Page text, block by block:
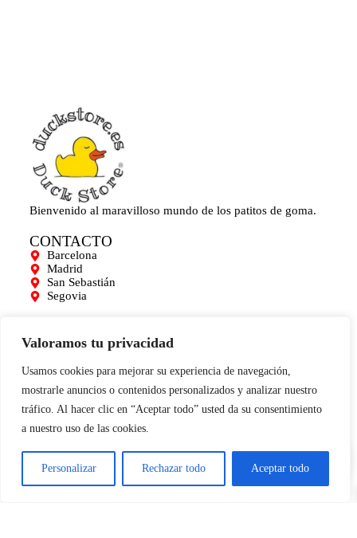
Valoramos tu privacidad
Usamos cookies para mejorar su experiencia de navegación,
mostrarle anuncios o contenidos personalizados y analizar nuestro
tráfico. Al hacer clic en “Aceptar todo” usted da su consentimiento
a nuestro uso de las cookies.
Personalizar Rechazar todo Aceptar todo
Bienvenido al maravilloso mundo de los patitos de goma.
CONTACTO
Barcelona
Madrid
San Sebastián
Segovia
Mi cuenta
Para empresas
Limpieza de Patitos
Blog
INFORMACIÓN
Términos y condiciones
Política de cookies